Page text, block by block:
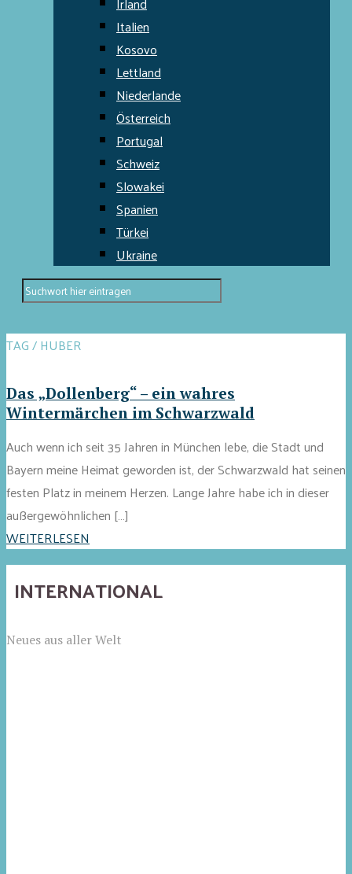
Italien
Kosovo
Lettland
Niederlande
Österreich
Portugal
Schweiz
Slowakei
Spanien
Türkei
Ukraine
TAG / HUBER
Das „Dollenberg“ – ein wahres
Wintermärchen im Schwarzwald
Auch wenn ich seit 35 Jahren in München lebe, die Stadt und
Bayern meine Heimat geworden ist, der Schwarzwald hat seinen
festen Platz in meinem Herzen. Lange Jahre habe ich in dieser
außergewöhnlichen […]
WEITERLESEN
INTERNATIONAL
Neues aus aller Welt